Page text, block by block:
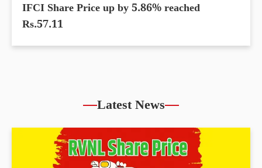
IFCI Share Price up by 5.86% reached
Rs.57.11
Latest News